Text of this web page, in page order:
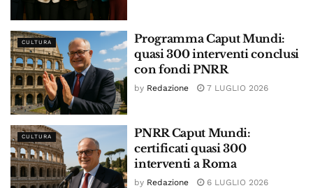
CULTURA
Programma Caput Mundi:
quasi 300 interventi conclusi
con fondi PNRR
by Redazione 7 LUGLIO 2026
CULTURA
PNRR Caput Mundi:
certificati quasi 300
interventi a Roma
by Redazione 6 LUGLIO 2026